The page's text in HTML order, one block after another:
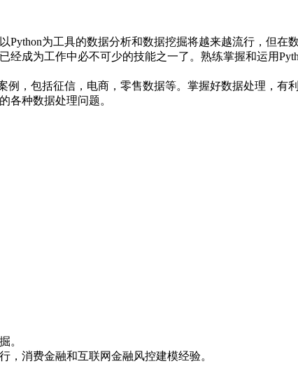
Python为工具的数据分析和数据挖掘将越来越流行，但在
经成为工作中必不可少的技能之一了。熟练掌握和运用
例，包括征信，电商，零售数据等。掌握好数据处理，有
各种数据处理问题。
。
，消费金融和互联网金融风控建模经验。